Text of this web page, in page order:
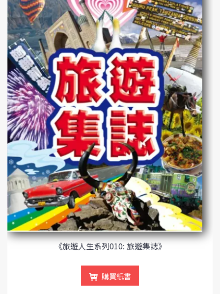
《旅遊人生系列010: 旅遊集誌》
購買紙書